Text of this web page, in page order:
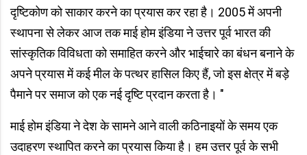
दृष्टिकोण को साकार करने का प्रयास कर रहा है। 2005 में अपनी
स्थापना से लेकर आज तक माई होम इंडिया ने उत्तर पूर्व भारत की
सांस्कृतिक विविधता को समाहित करने और भाईचारे का बंधन बनाने के
अपने प्रयास में कई मील के पत्थर हासिल किए हैं, जो इस क्षेत्र में बड़े
पैमाने पर समाज को एक नई दृष्टि प्रदान करता है। "
माई होम इंडिया ने देश के सामने आने वाली कठिनाइयों के समय एक
उदाहरण स्थापित करने का प्रयास किया है। हम उत्तर पूर्व के सभी